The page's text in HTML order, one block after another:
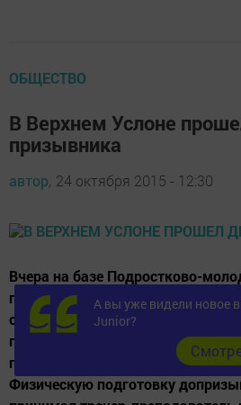
ОБЩЕСТВО
В Верхнем Услоне
призывника
автор, 24 октября 2015 - 12:30
Вчера на базе Подростково-
прошел День призывника.
осеннему призыву, началось с
подготовки: стрельбы п/в,
перекладине, отжимания от
Физическую подготовку
А вы уже видели новое
Junior?